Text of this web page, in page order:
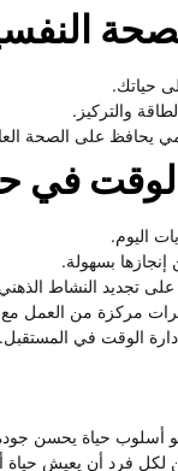
حياتك.
والتركيز.
يحافظ على الصحة
في
بسهولة.
تجديد النشاط
مركزة من العمل
الوقت في المستقبل.
أسلوب حياة يحسن
لكل فرد أن يعيش حياة